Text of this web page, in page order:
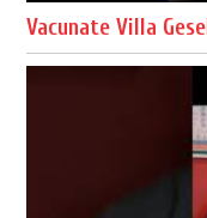
Vacunate Villa Gesell